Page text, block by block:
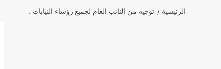
الرئيسية توجيه من النائب العام لجميع رؤساء النيابات .